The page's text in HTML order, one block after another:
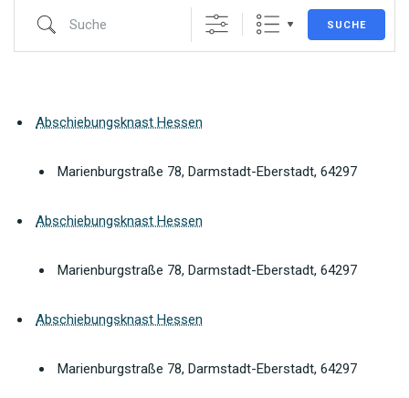
SUCHE
Abschiebungsknast Hessen
Marienburgstraße 78, Darmstadt-Eberstadt, 64297
Abschiebungsknast Hessen
Marienburgstraße 78, Darmstadt-Eberstadt, 64297
Abschiebungsknast Hessen
Marienburgstraße 78, Darmstadt-Eberstadt, 64297